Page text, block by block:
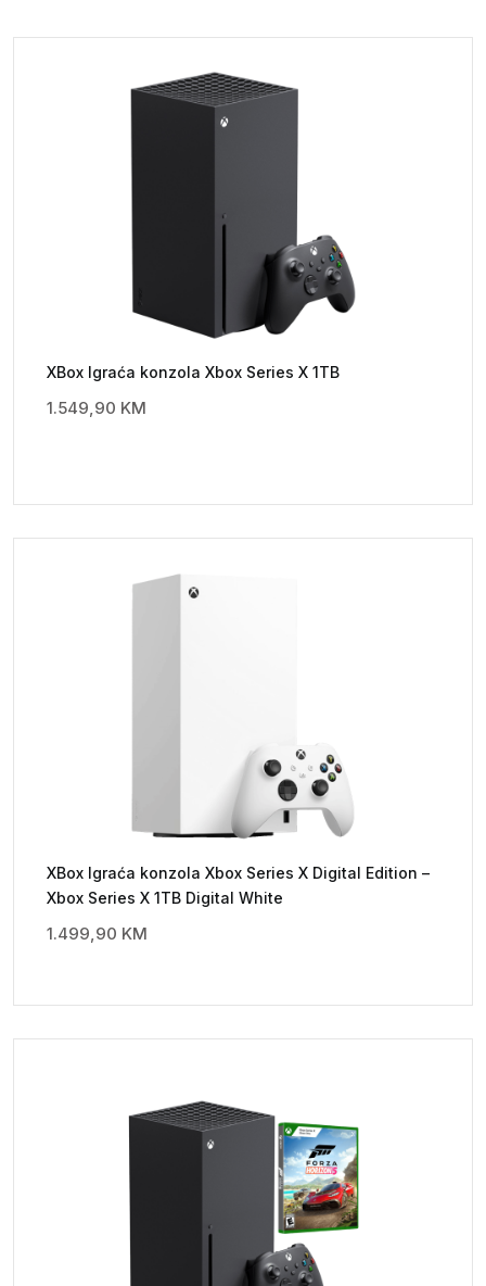
XBox Igraća konzola Xbox Series X 1TB
1.549,90 KM
XBox Igraća konzola Xbox Series X Digital Edition –
Xbox Series X 1TB Digital White
1.499,90 KM